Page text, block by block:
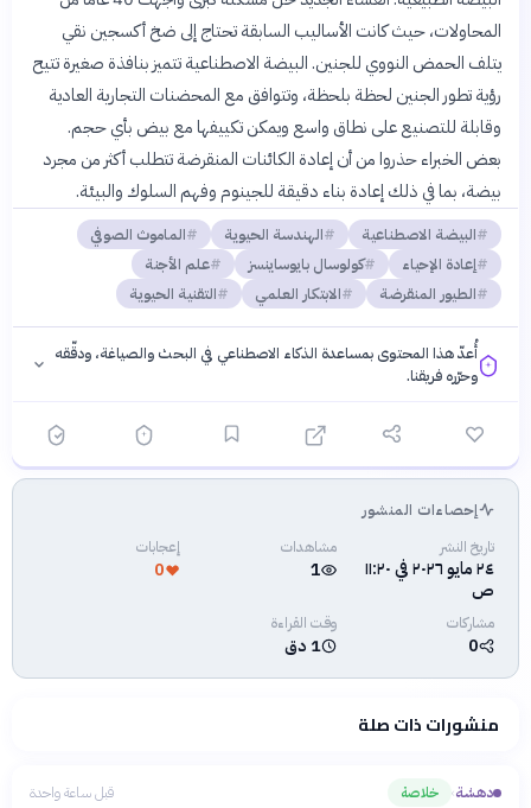
المحاولات، حيث كانت الأساليب السابقة تحتاج إلى ضخ أكسجين نقي
يتلف الحمض النووي للجنين. البيضة الاصطناعية تتميز بنافذة صغيرة تتيح
رؤية تطور الجنين لحظة بلحظة، وتتوافق مع المحضنات التجارية العادية
وقابلة للتصنيع على نطاق واسع ويمكن تكييفها مع بيض بأي حجم.
بعض الخبراء حذروا من أن إعادة الكائنات المنقرضة تتطلب أكثر من مجرد
بيضة، بما في ذلك إعادة بناء دقيقة للجينوم وفهم السلوك والبيئة.
البيضة الاصطناعية الهندسة الحيوية
الماموث الصوفي
إعادة الإحياء
كولوسال بايوساينسز
علم الأجنة
الطيور المنقرضة
الابتكار العلمي التقنية الحيوية
أُعدّ هذا المحتوى بمساعدة الذكاء الاصطناعي في البحث والصياغة، ودقّقه
وحرّره فريقنا.
فلسفتنا المعرفية·سياسة الذكاء الاصطناعيإحصاءات المنشور
تاريخ النشر
٢٤ مايو ٢٠٢٦ في ١١:٢٠
ص
مشاهدات
1
إعجابات
0
مشاركات
0
وقت القراءة
1 دق
منشورات ذات صلة
دهشة› خلاصة قبل ساعة واحدة